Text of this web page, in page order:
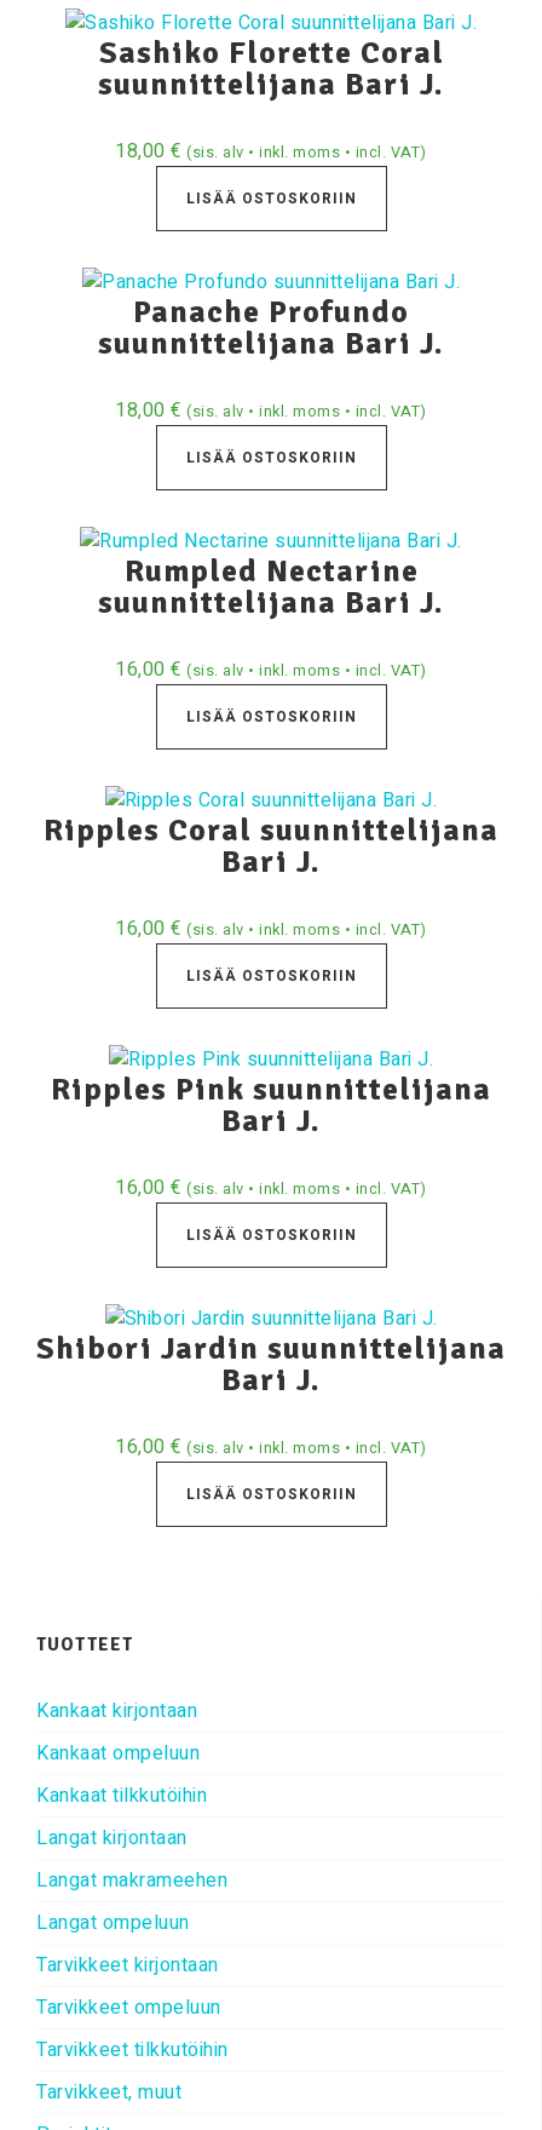
Sashiko Florette Coral
suunnittelijana Bari J.
18,00€ (sis. alv • inkl. moms • incl. VAT)
LISÄÄ OSTOSKORIIN
Panache Profundo
suunnittelijana Bari J.
18,00€ (sis. alv • inkl. moms • incl. VAT)
LISÄÄ OSTOSKORIIN
Rumpled Nectarine
suunnittelijana Bari J.
16,00€ (sis. alv • inkl. moms • incl. VAT)
LISÄÄ OSTOSKORIIN
Ripples Coral suunnittelijana
Bari J.
16,00€ (sis. alv • inkl. moms • incl. VAT)
LISÄÄ OSTOSKORIIN
Ripples Pink suunnittelijana
Bari J.
16,00€ (sis. alv • inkl. moms • incl. VAT)
LISÄÄ OSTOSKORIIN
Shibori Jardin suunnittelijana
Bari J.
16,00€ (sis. alv • inkl. moms • incl. VAT)
LISÄÄ OSTOSKORIIN
TUOTTEET
Kankaat kirjontaan
Kankaat ompeluun
Kankaat tilkkutöihin
Langat kirjontaan
Langat makrameehen
Langat ompeluun
Tarvikkeet kirjontaan
Tarvikkeet ompeluun
Tarvikkeet tilkkutöihin
Tarvikkeet, muut